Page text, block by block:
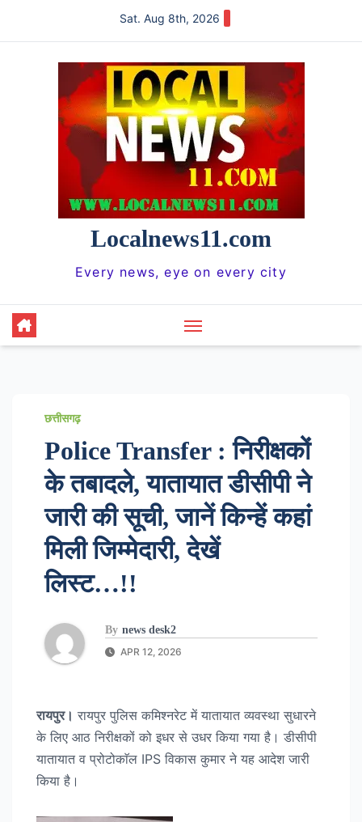
Sat. Aug 8th, 2026
Localnews11.com
Every news, eye on every city
छत्तीसगढ़
Police Transfer : निरीक्षकों
के तबादले, यातायात डीसीपी ने
जारी की सूची, जानें किन्हें कहां
मिली जिम्मेदारी, देखें
लिस्ट…!!
By news desk2
APR 12, 2026
रायपुर। रायपुर पुलिस कमिश्नरेट में यातायात व्यवस्था सुधारने
के लिए आठ निरीक्षकों को इधर से उधर किया गया है। डीसीपी
यातायात व प्रोटोकाॅल IPS विकास कुमार ने यह आदेश जारी
किया है।